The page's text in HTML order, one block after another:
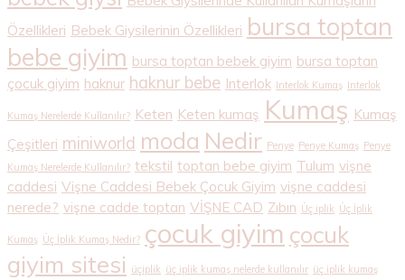
Özellikleri Bebek Giysilerinin Özellikleri bursa toptan
bebe giyim bursa toptan bebek giyim bursa toptan
çocuk giyim haknur haknur bebe Interlok Interlok Kumaş Interlok
Kumaş Nerelerde Kullanılır? Keten Keten kumaş Kumaş Kumaş
Çeşitleri miniworld moda Nedir Penye Penye Kumaş Penye
Kumaş Nerelerde Kullanılır? tekstil toptan bebe giyim Tulum vişne
caddesi Vişne Caddesi Bebek Çocuk Giyim vişne caddesi
nerede? vişne cadde toptan VİŞNE CAD Zıbın Üç iplik Üç İplik
Kumaş Üç İplik Kumaş Nedir? çocuk giyim çocuk
giyim sitesi üçiplik üç iplik kumaş nelerde kullanılır üç iplik kumaş